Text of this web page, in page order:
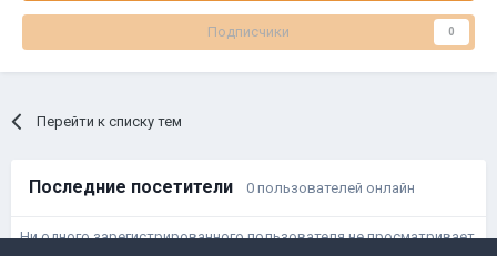
Подписчики 0
Перейти к списку тем
Последние посетители 0 пользователей онлайн
Ни одного зарегистрированного пользователя не просматривает